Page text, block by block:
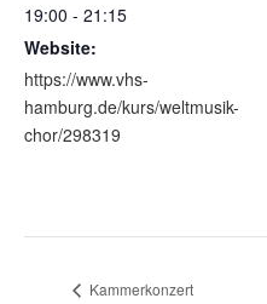
19:00 - 21:15
Website:
https://www.vhs-
hamburg.de/kurs/weltmusik-
chor/298319
Kammerkonzert